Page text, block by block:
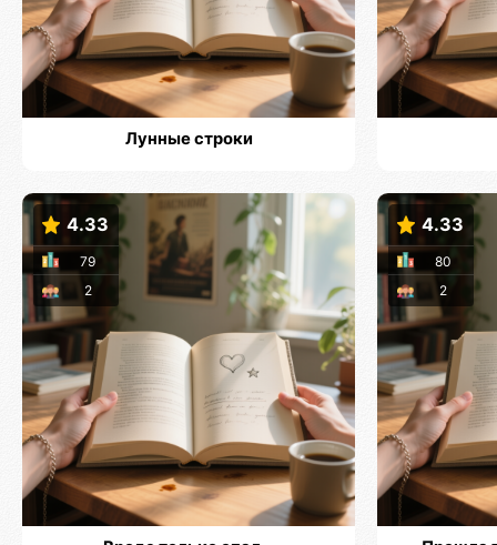
Лунные строки
4.33
2
79
4.33
2
80